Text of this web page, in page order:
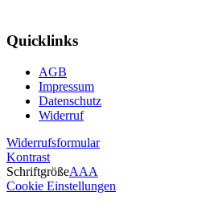
Quicklinks
AGB
Impressum
Datenschutz
Widerruf
Widerrufsformular
Kontrast
SchriftgrößeAAA
Cookie Einstellungen